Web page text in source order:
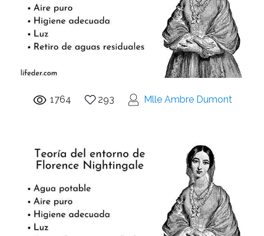
1764 293 Mlle Ambre Dumont